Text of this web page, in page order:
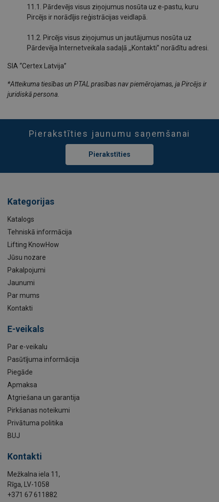
11.1. Pārdevējs visus ziņojumus nosūta uz e-pastu, kuru
Pircējs ir norādījis reģistrācijas veidlapā.
11.2. Pircējs visus ziņojumus un jautājumus nosūta uz
Pārdevēja Internetveikala sadaļā ,,Kontakti’’ norādītu adresi.
SIA “Certex Latvija”
*Atteikuma tiesības un PTAL prasības nav piemērojamas, ja Pircējs ir
juridiskā persona.
Pierakstīties jaunumu saņemšanai
Pierakstīties
Kategorijas
Katalogs
Tehniskā informācija
Lifting KnowHow
Jūsu nozare
Pakalpojumi
Jaunumi
Par mums
Kontakti
E-veikals
Par e-veikalu
Pasūtījuma informācija
Piegāde
Apmaksa
Atgriešana un garantija
Pirkšanas noteikumi
Privātuma politika
BUJ
Kontakti
Mežkalna iela 11,
Rīga, LV-1058
+371 67 611882